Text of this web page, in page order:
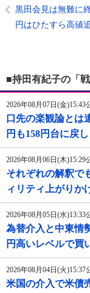
黒田会見は無難に
円はひたすら高値
■持田有紀子の「
2026年08月07日(金)15:43
口先の楽観論とは
円も158円台に戻
2026年08月06日(木)15:29
それぞれの解釈で
ィリティ上がりか
2026年08月05日(水)13:33
為替介入と中東情
円高いレベルで買
2026年08月04日(火)15:37
米国の介入で米債